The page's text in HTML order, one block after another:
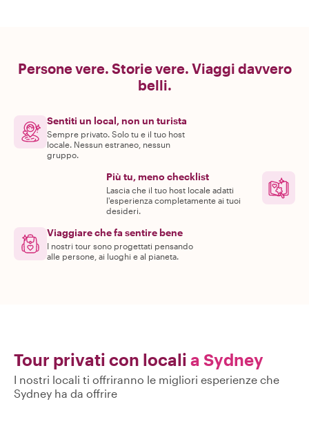
Persone vere. Storie vere. Viaggi davvero
belli.
Sentiti un local, non un turista
Sempre privato. Solo tu e il tuo host
locale. Nessun estraneo, nessun
gruppo.
Più tu, meno checklist
Lascia che il tuo host locale adatti
l'esperienza completamente ai tuoi
desideri.
Viaggiare che fa sentire bene
I nostri tour sono progettati pensando
alle persone, ai luoghi e al pianeta.
Tour privati con locali a Sydney
I nostri locali ti offriranno le migliori esperienze che
Sydney ha da offrire